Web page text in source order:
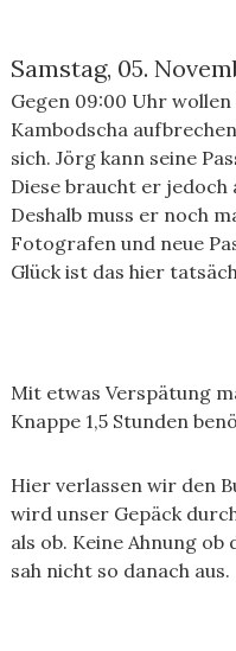
Samstag, 05.
Gegen 09:00 Uhr
Kambodscha
sich. Jörg kann seine
Diese braucht er jedoch
Deshalb muss er noch
Fotografen und neue
Glück ist das hier
Mit etwas Verspätung
Knappe 1,5 Stunden
Hier verlassen wir den
wird unser Gepäck
als ob. Keine Ahnung
sah nicht so danach aus.